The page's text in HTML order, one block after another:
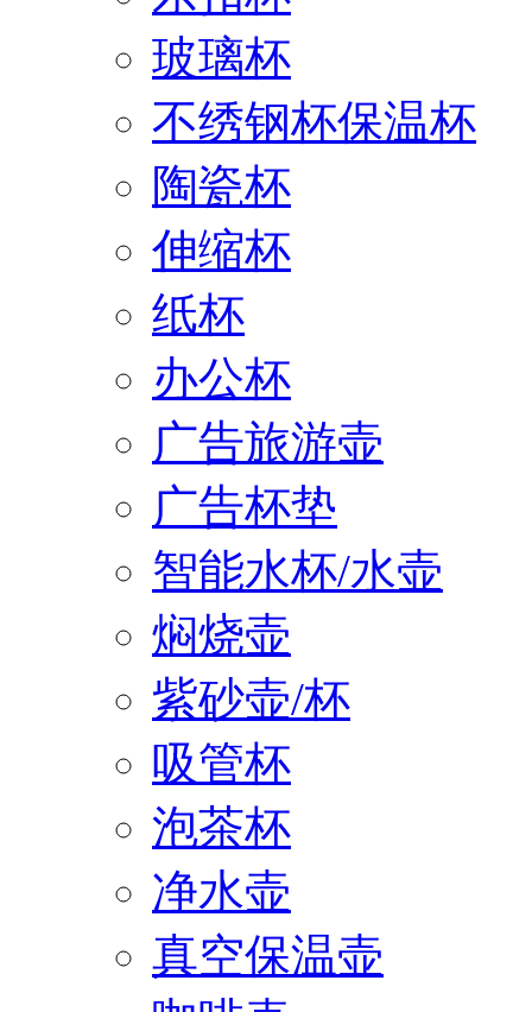
玻璃杯
不绣钢杯保温杯
陶瓷杯
伸缩杯
纸杯
办公杯
广告旅游壶
广告杯垫
智能水杯/水壶
焖烧壶
紫砂壶/杯
吸管杯
泡茶杯
净水壶
真空保温壶